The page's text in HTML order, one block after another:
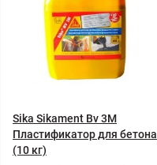
Sika Sikament Bv 3M
Пластификатор для бетона
(10 кг)